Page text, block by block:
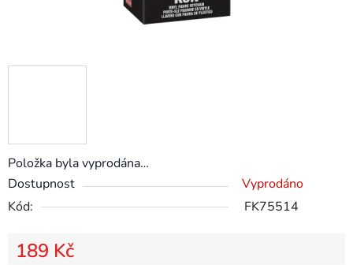
Položka byla vyprodána…
Dostupnost
Vyprodáno
Kód:
FK75514
189 Kč